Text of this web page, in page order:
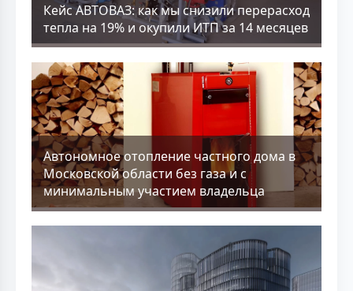
Кейс АВТОВАЗ: как мы снизили перерасход
тепла на 19% и окупили ИТП за 14 месяцев
Aвтономное отопление частного дома в
Московской области без газа и с
минимальным участием владельца